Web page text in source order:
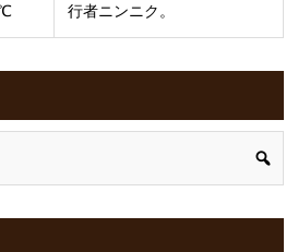
行者ニンニク。